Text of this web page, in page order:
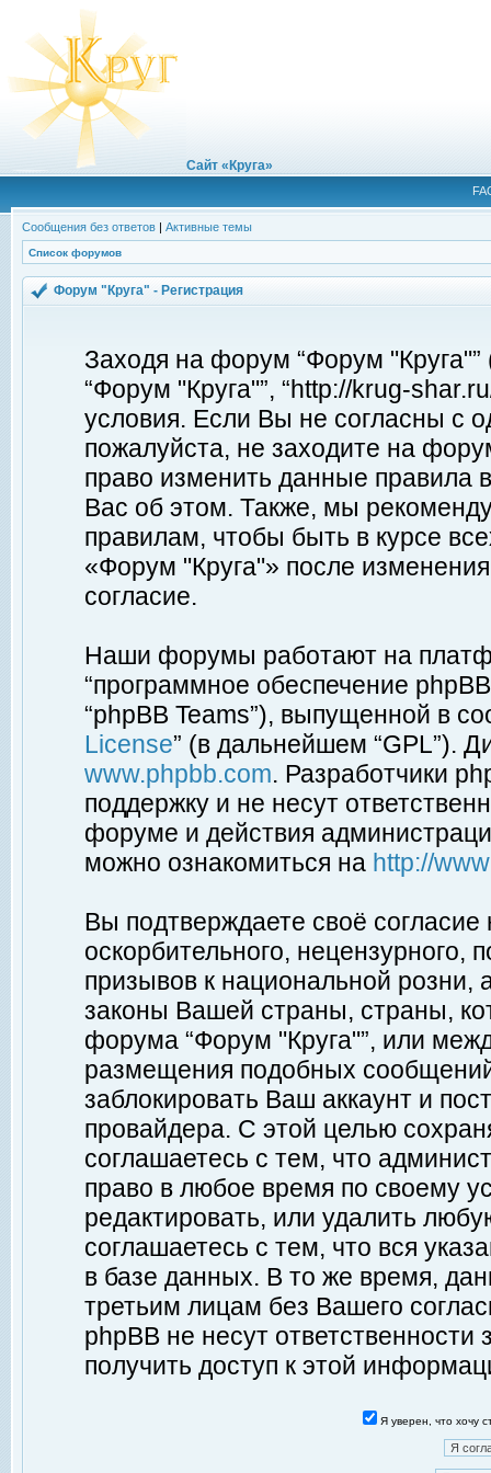
Сайт «Круга»
Сообщения без ответов | Активные темы
Список форумов
Форум "Круга" - Регистрация
Заходя на форум “Форум
“Форум "Круга"”, “http://krug-
условия. Если Вы не согласны с
пожалуйста, не заходите на
право изменить данные правила
Вас об этом. Также, мы
правилам, чтобы быть в курсе
«Форум "Круга"» после
согласие.
Наши форумы работают на
“программное обеспечение
“phpBB Teams”), выпущенной в
License” (в дальнейшем “GPL”).
www.phpbb.com. Разработчики
поддержку и не несут
форуме и действия
можно ознакомиться на http://
Вы подтверждаете своё
оскорбительного, нецензурного,
призывов к национальной
законы Вашей страны, страны,
форума “Форум "Круга"”, или
размещения подобных
заблокировать Ваш аккаунт и
провайдера. С этой целью
соглашаетесь с тем, что
право в любое время по своему
редактировать, или удалить
соглашаетесь с тем, что вся
в базе данных. В то же время,
третьим лицам без Вашего
phpBB не несут ответственности
получить доступ к этой
Я уверен, что хочу